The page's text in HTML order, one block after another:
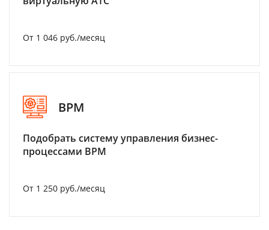
От 1 046 руб./месяц
BPM
Подобрать систему управления бизнес-
процессами BPM
От 1 250 руб./месяц